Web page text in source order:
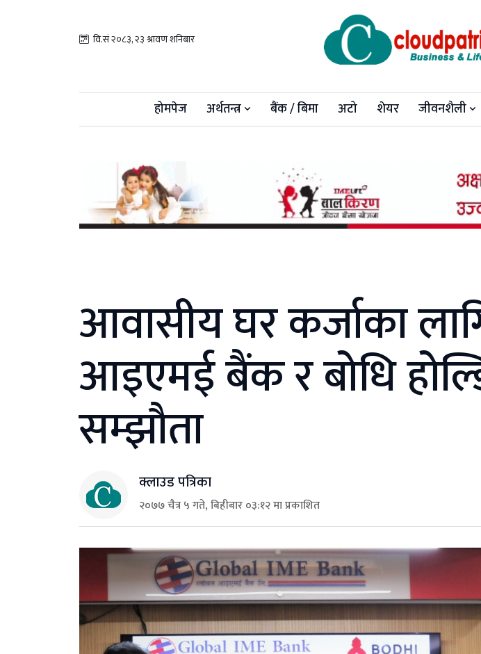
वि.सं २०८३, २३ श्रावण शनिबार
होमपेज अर्थतन्त्र बैंक / बिमा अटो शेयर जीवनशैली
आवासीय घर कर्जाका
आइएमई बैंक र बोधि
सम्झौता
क्लाउड पत्रिका
२०७७ चैत्र ५ गते, बिहीबार ०३:१२ मा प्रकाशित